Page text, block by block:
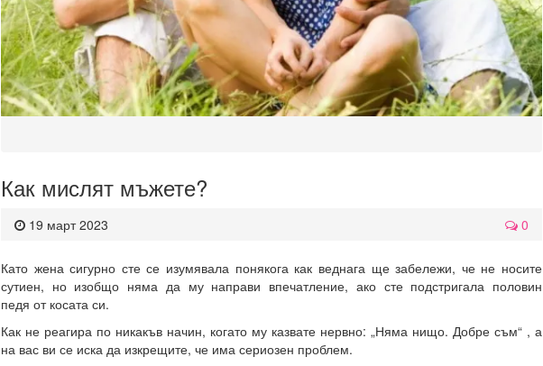
Как мислят мъжете?
19 март 2023 0
Като жена сигурно сте се изумявала понякога как веднага ще забележи, че не носите
сутиен, но изобщо няма да му направи впечатление, ако сте подстригала половин
педя от косата си.
Как не реагира по никакъв начин, когато му казвате нервно: „Няма нищо. Добре съм“ , а
на вас ви се иска да изкрещите, че има сериозен проблем.